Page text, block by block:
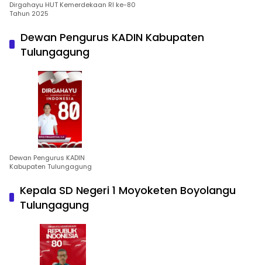
Dirgahayu HUT Kemerdekaan RI ke-80
Tahun 2025
Dewan Pengurus KADIN Kabupaten
Tulungagung
Dewan Pengurus KADIN
Kabupaten Tulungagung
Kepala SD Negeri 1 Moyoketen Boyolangu
Tulungagung